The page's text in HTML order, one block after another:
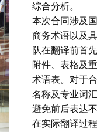
综合分析。
本次合同涉及
商务术语以及
队在翻译前首
附件、表格及
术语表。对于
名称及专业词
避免前后表达不
在实际翻译过